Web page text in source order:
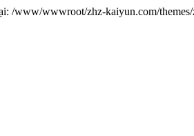
/www/wwwroot/zhz-kaiyun.com/